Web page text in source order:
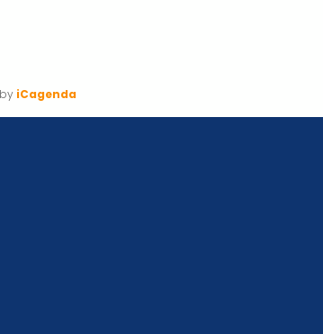
iCagenda